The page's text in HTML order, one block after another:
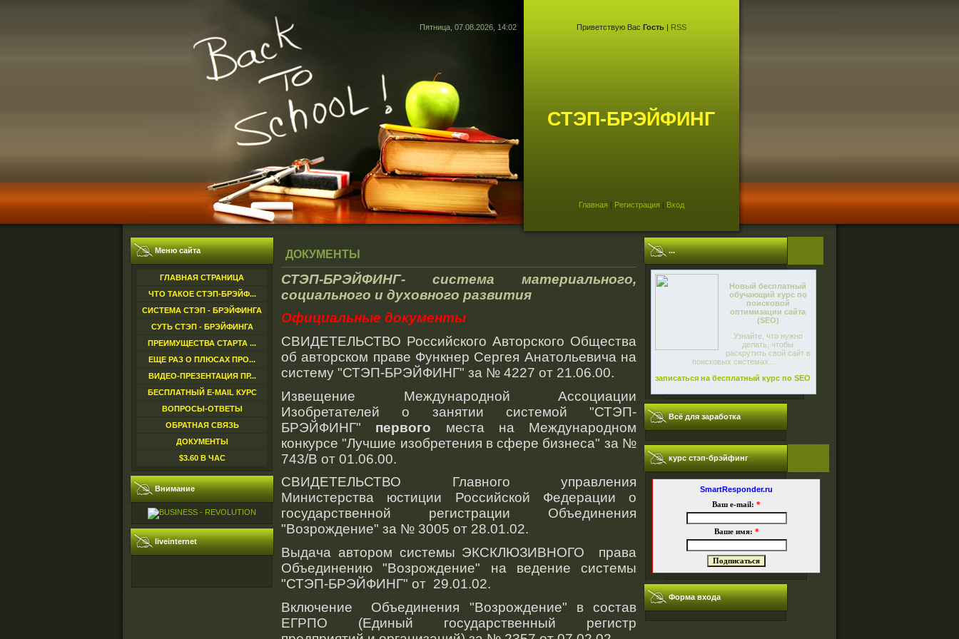
Пятница, 07.08.2026, 14:02 Приветствую Вас Гость| RSS
СТЭП-БРЭЙФИНГ
Главная | Регистрация | Вход
Меню сайта
ГЛАВНАЯ СТРАНИЦА
ЧТО ТАКОЕ СТЭП-БРЭЙФ...
СИСТЕМА СТЭП - БРЭЙФИНГА
СУТЬ СТЭП - БРЭЙФИНГА
ПРЕИМУЩЕСТВА СТАРТА ...
ЕЩЕ РАЗ О ПЛЮСАХ ПРО...
ВИДЕО-ПРЕЗЕНТАЦИЯ ПР...
БЕСПЛАТНЫЙ E-MAIL КУРС
ВОПРОСЫ-ОТВЕТЫ
ОБРАТНАЯ СВЯЗЬ
ДОКУМЕНТЫ
$3.60 В ЧАС
Внимание
liveinternet
ДОКУМЕНТЫ
СТЭП-БРЭЙФИНГ- система материального,
социального и духовного развития
Официальные документы
СВИДЕТЕЛЬСТВО Российского Авторского Общества
об авторском праве Функнер Сергея Анатольевича на
систему "СТЭП-БРЭЙФИНГ" за № 4227 от 21.06.00.
Извещение Международной Ассоциации
Изобретателей о занятии системой "СТЭП-
БРЭЙФИНГ" первого места на Международном
конкурсе "Лучшие изобретения в сфере бизнеса" за №
743/В от 01.06.00.
СВИДЕТЕЛЬСТВО Главного управления
Министерства юстиции Российской Федерации о
государственной регистрации Объединения
"Возрождение" за № 3005 от 28.01.02.
Выдача автором системы ЭКСКЛЮЗИВНОГО права
Объединению "Возрождение" на ведение системы
"СТЭП-БРЭЙФИНГ" от 29.01.02.
Включение Объединения "Возрождение" в состав
ЕГРПО (Единый государственный регистр
...
Новый бесплатный
обучающий курс по
поисковой
оптимизации сайта
(SEO)
Узнайте, что нужно
делать, чтобы
раскрутить свой сайт в
поисковых системах...
записаться на бесплатный курс по SEO
Всё для заработка
курс стэп-брэйфинг
SmartResponder.ru
Ваш e-mail: *
Ваше имя: *
Форма входа